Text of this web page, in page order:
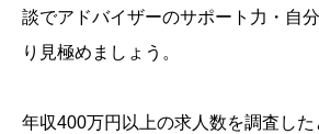
談でアドバイザーのサポート力・自
り見極めましょう。
年収400万円以上の求人数を調査した